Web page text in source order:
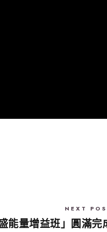
NEXT
能量增益班」圓滿完